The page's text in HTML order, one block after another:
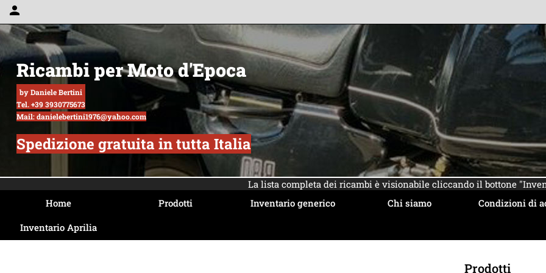
person
Ricambi per Moto d'Epoca
by Daniele Bertini
Tel. +39 3930775673
Mail: danielebertini1976@yahoo.com
Spedizione gratuita in tutta Italia
La lista completa dei ricambi è visionabile cliccando il bottone
Home
Prodotti Inventario generico Chi siamo Condizioni di
Inventario Aprilia
Prodotti